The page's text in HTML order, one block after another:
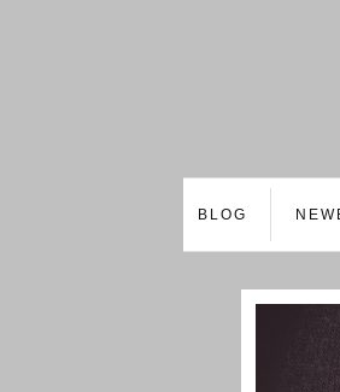
BLOG